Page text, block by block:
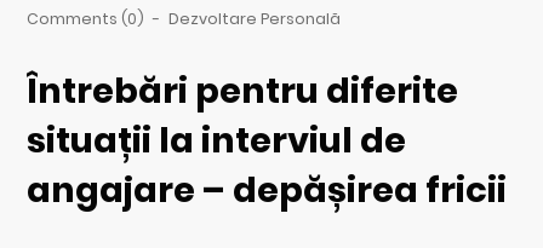
Comments (0) - Dezvoltare Personală
Întrebări pentru diferite
situații la interviul de
angajare – depășirea fricii